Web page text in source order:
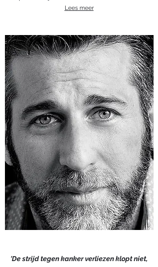
Lees meer
'De strijd tegen kanker verliezen klopt niet,